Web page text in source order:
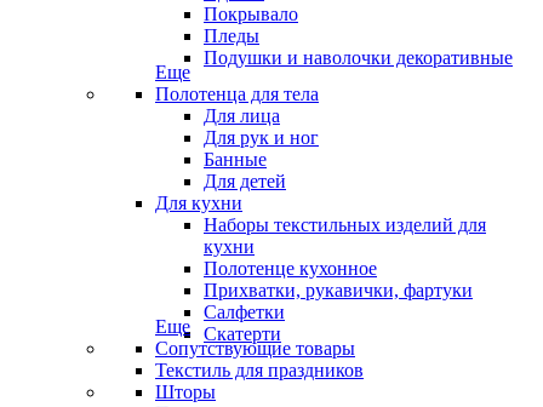
Покрывало
Пледы
Подушки и наволочки декоративные
Еще
Полотенца для тела
Для лица
Для рук и ног
Банные
Для детей
Для кухни
Наборы текстильных изделий для
кухни
Полотенце кухонное
Прихватки, рукавички, фартуки
Салфетки
Скатерти
Еще
Сопутствующие товары
Текстиль для праздников
Шторы